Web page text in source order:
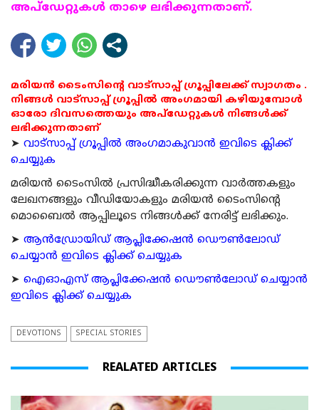
അപ്ഡേറ്റുകള്‍ താഴെ ലഭിക്കുന്നതാണ്.
മരിയൻ ടൈംസിന്റെ വാട്സാപ്പ് ഗ്രൂപ്പിലേക്ക് സ്വാഗതം .
നിങ്ങൾ വാട്സാപ്പ് ഗ്രൂപ്പിൽ അംഗമായി കഴിയുമ്പോൾ
ഓരോ ദിവസത്തെയും അപ്ഡേറ്റുകൾ നിങ്ങൾക്ക്
ലഭിക്കുന്നതാണ്
➤ വാട്സാപ്പ് ഗ്രൂപ്പിൽ അംഗമാകുവാൻ ഇവിടെ ക്ലിക്ക്
ചെയ്യുക
മരിയന്‍ ടൈംസില്‍ പ്രസിദ്ധീകരിക്കുന്ന വാര്‍ത്തകളും
ലേഖനങ്ങളും വീഡിയോകളും മരിയന്‍ ടൈംസിന്റെ
മൊബൈല്‍ ആപ്പിലൂടെ നിങ്ങള്‍ക്ക് നേരിട്ട് ലഭിക്കും.
➤ ആന്‍ഡ്രോയിഡ് ആപ്ലിക്കേഷന്‍ ഡൌണ്‍ലോഡ്
ചെയ്യാന്‍ ഇവിടെ ക്ലിക്ക് ചെയ്യുക
➤ ഐഓഎസ് ആപ്ലിക്കേഷന്‍ ഡൌണ്‍ലോഡ് ചെയ്യാന്‍
ഇവിടെ ക്ലിക്ക് ചെയ്യുക
DEVOTIONS SPECIAL STORIES
REALATED ARTICLES